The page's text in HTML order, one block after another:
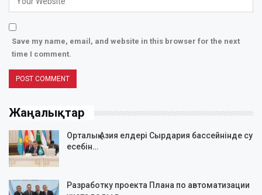
Save my name, email, and website in this browser for the next
time I comment.
Жаңалықтар
Орталық Азия елдері Сырдария бассейнінде су
есебін…
Разработку проекта Плана по автоматизации